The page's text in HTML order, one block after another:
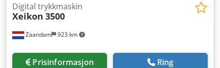
Zaandam 923 km
Digital trykkmaskin
Xeikon 3500
Prisinformasjon Ring